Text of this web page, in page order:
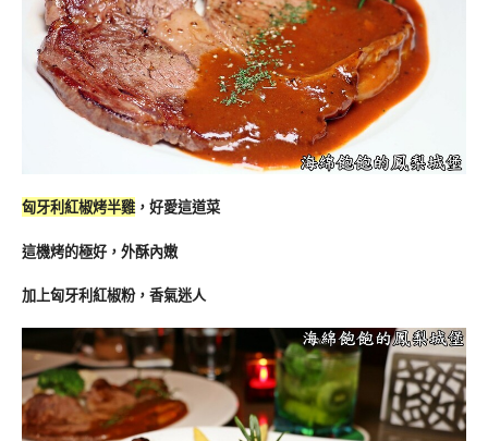
匈牙利紅椒烤半雞 ，好愛這道菜
這機烤的極好，外酥內嫩
加上匈牙利紅椒粉，香氣迷人